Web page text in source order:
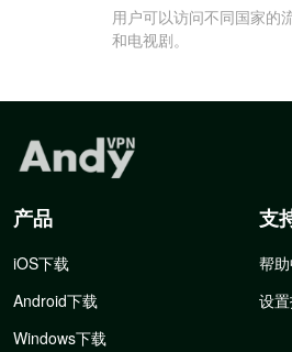
用户可以访问不同国家的
和电视剧。
产品
iOS下载
Android下载
Windows下载
支
帮
设